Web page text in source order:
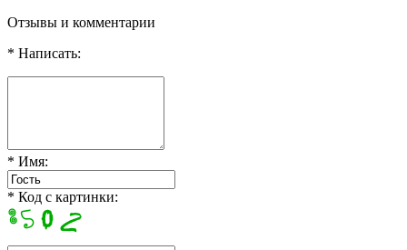
Отзывы и комментарии
* Написать:
* Имя:
* Код с картинки: